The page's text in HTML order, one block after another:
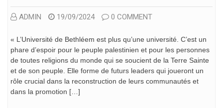
ADMIN 19/09/2024 0 COMMENT
« L’Université de Bethléem est plus qu’une université. C’est un
phare d’espoir pour le peuple palestinien et pour les personnes
de toutes religions du monde qui se soucient de la Terre Sainte
et de son peuple. Elle forme de futurs leaders qui joueront un
rôle crucial dans la reconstruction de leurs communautés et
dans la promotion […]